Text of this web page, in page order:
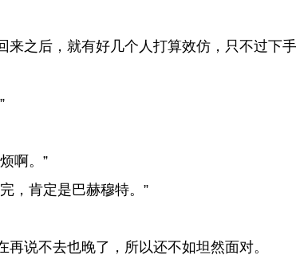
之后，就有好几个人打算效仿，只不过下手
啊。”
，肯定是巴赫穆特。”
说不去也晚了，所以还不如坦然面对。